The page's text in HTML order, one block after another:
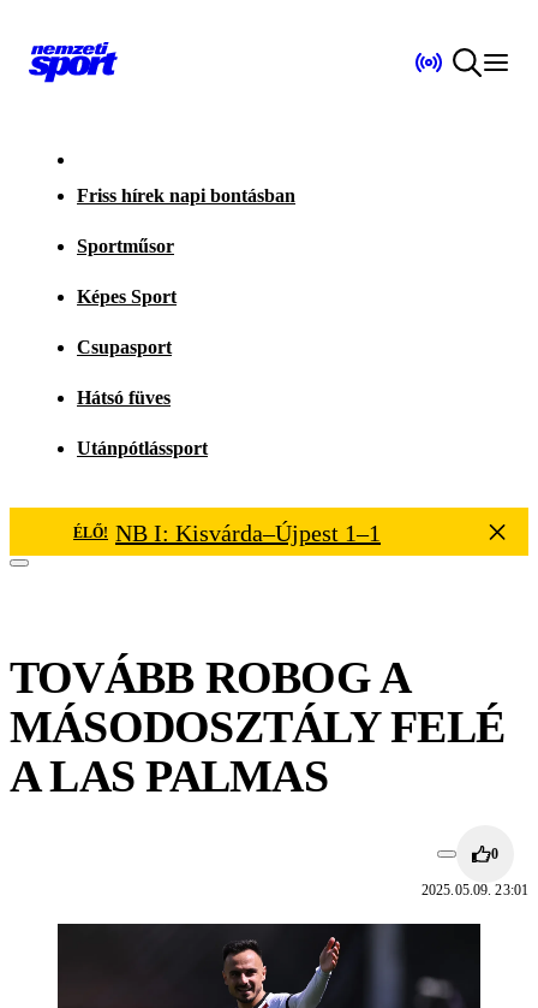
Friss hírek napi bontásban
Sportműsor
Képes Sport
Csupasport
Hátsó füves
Utánpótlássport
ÉLŐ! NB I: Kisvárda–Újpest 1–1
TOVÁBB ROBOG A
MÁSODOSZTÁLY FELÉ
A LAS PALMAS
0
2025.05.09. 23:01